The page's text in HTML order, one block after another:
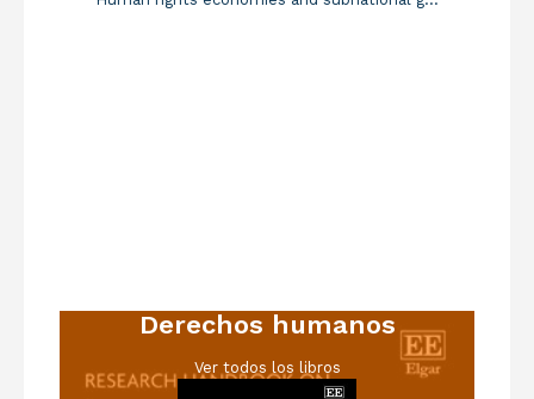
Derechos humanos
Ver todos los libros